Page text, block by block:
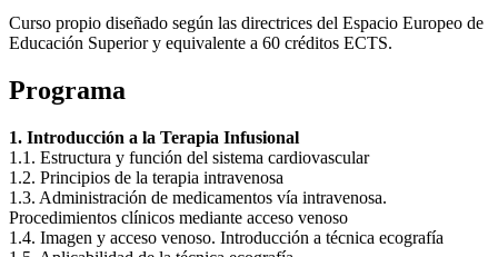
Curso propio diseñado según las directrices del Espacio Europeo de
Educación Superior y equivalente a 60 créditos ECTS.
Programa
1. Introducción a la Terapia Infusional
1.1. Estructura y función del sistema cardiovascular
1.2. Principios de la terapia intravenosa
1.3. Administración de medicamentos vía intravenosa.
Procedimientos clínicos mediante acceso venoso
1.4. Imagen y acceso venoso. Introducción a técnica ecografía